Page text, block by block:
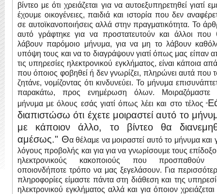
βίντεο με ότι χρειάζεται για να αυτοεξυπηρετηθεί γιατί
έχουμε οικογένειες, παιδιά και ιστορία που δεν
σε αυτοϊκανοποιήσεις αλλά στην πραγματικότητα. Το
αυτό γράφτηκε για να προστατευτούν και άλλοι που
λάβουν παρόμοιο μήνυμα, για να μη το λάβουν
υπόψη τους και να το διαγράψουν γιατί όπως μας είπαν
τις υπηρεσίες ηλεκτρονικού εγκλήματος, είναι κάποια
που όποιος φοβηθεί ή δεν γνωρίζει, πληρώνει αυτά που
ζητάνε, νομίζοντας ότι κινδυνεύει. Το μήνυμα
παρακάτω, προς ενημέρωση όλων. Μοιραζόμαστε
μήνυμα με όλους εσάς γιατί όπως λέει και στο τέλος "
διαπιστώσω ότι έχετε μοιραστεί αυτό το
με κάποιον άλλο, το βίντεο θα
αμέσως." Θα θέλαμε να μοιραστεί αυτό το μήνυμα και
λόγους προβολής και για για να γνωρίσουμε τους
ηλεκτρονικούς κακοποιούς που προσπαθούν
οποιονδήποτε τρόπο να μας ξεγελάσουν. Για
πληροφορίες είμαστε πάντα στη διάθεση και της
ηλεκτρονικού εγκλήματος αλλά και για όποιον χρειάζεται